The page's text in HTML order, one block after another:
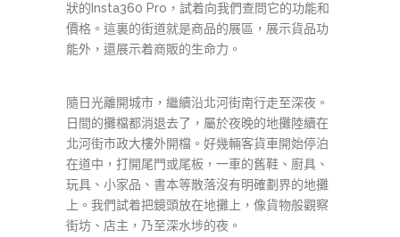
狀的Insta360 Pro，試着向我們查問它的功能和
價格。這裏的街道就是商品的展區，展示貨品功
能外，還展示着商販的生命力。
隨日光離開城市，繼續沿北河街南行走至深夜。
日間的攤檔都消退去了，屬於夜晚的地攤陸續在
北河街市政大樓外開檔。好幾輛客貨車開始停泊
在道中，打開尾門或尾板，一車的舊鞋、廚具、
玩具、小家品、書本等散落沒有明確劃界的地攤
上。我們試着把鏡頭放在地攤上，像貨物般觀察
街坊、店主，乃至深水埗的夜。